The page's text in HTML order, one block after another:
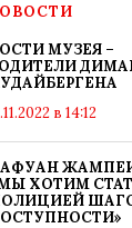
МУЗЕЯ –
в 14:12
ХОТИМ